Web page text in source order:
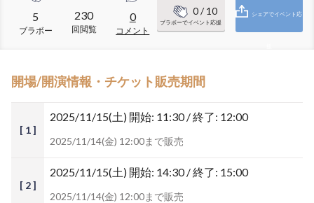
5
ブラボー
230
回閲覧
0
コメント
0/ 10
ブラボーでイベント応援
シェアでイベント応
開場/開演情報・チケット販売期間
[ 1 ]
2025/11/15(土) 開始: 11:30 / 終了: 12:00
2025/11/14(金) 12:00まで販売
[ 2 ]
2025/11/15(土) 開始: 14:30 / 終了: 15:00
2025/11/14(金) 12:00まで販売